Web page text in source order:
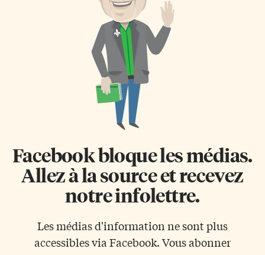
moins», reconnaît Yann Paquet.
L’entité regroupe les chaînes
câblées TV5, consacrée à la
francophonie internationale, et
Unis TV, qui a pour mandat de
francophonies canadiennes.
TV5 Québec Canada gère
Hébert, reconnu l’an dernier
dans la catégorie Héros du
quotidien. «Ce Prix ministériel
d’excellence témoigne de la
qualité de la formation et du
rôle essentiel que jouent
régulièrement les personnes
diplômées de Boréal, dès le
début de leur carrière», se […]
Facebook bloque les médias.
Allez à la source et recevez
notre infolettre.
Les médias d'information ne sont plus
accessibles via Facebook. Vous abonner